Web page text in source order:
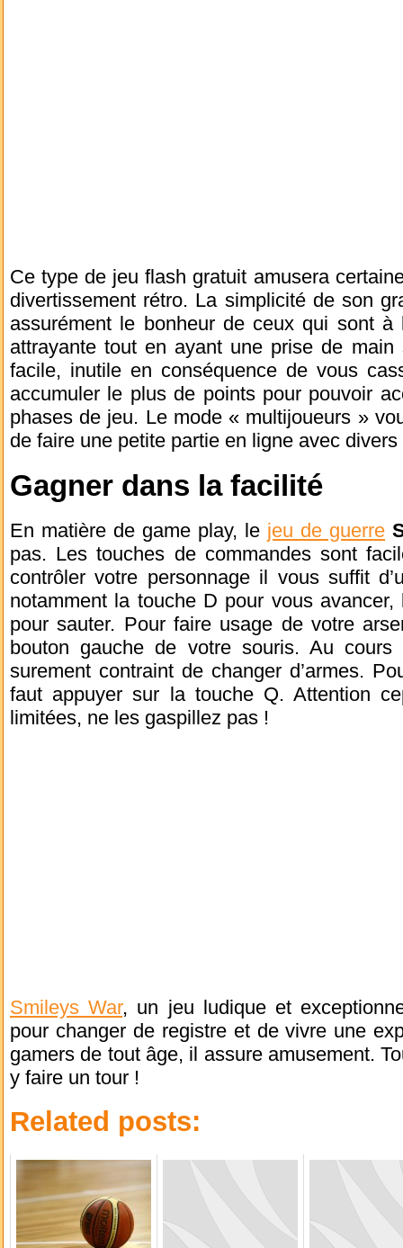
Ce type de jeu flash gratuit amusera
divertissement rétro. La simplicité de son
assurément le bonheur de ceux qui sont à
attrayante tout en ayant une prise de main
facile, inutile en conséquence de vous
accumuler le plus de points pour pouvoir
phases de jeu. Le mode « multijoueurs »
de faire une petite partie en ligne avec divers
Gagner dans la facilité
En matière de game play, le jeu de guerre
pas. Les touches de commandes sont
contrôler votre personnage il vous suffit
notamment la touche D pour vous
pour sauter. Pour faire usage de votre
bouton gauche de votre souris. Au
surement contraint de changer d’armes.
faut appuyer sur la touche Q. Attention
limitées, ne les gaspillez pas !
Smileys War, un jeu ludique et
pour changer de registre et de vivre une
gamers de tout âge, il assure amusement.
y faire un tour !
Related posts: